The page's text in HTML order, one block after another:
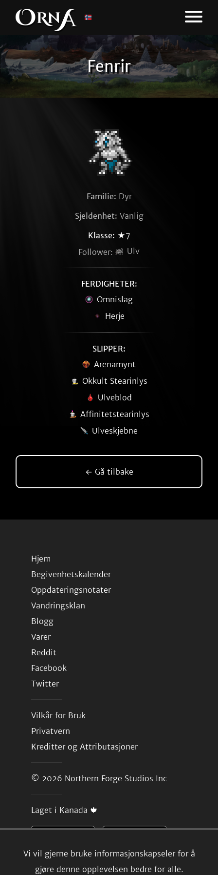
Fenrir
Vi vil gjerne bruke informasjonskapseler for å
gjøre denne opplevelsen bedre for alle.
Familie: Dyr
Sjeldenhet: Vanlig
Klasse: ★7
Follower:
Ulv
FERDIGHETER:
Omnislag
Herje
SLIPPER:
Arenamynt
Okkult Stearinlys
Ulveblod
Affinitetstearinlys
Ulveskjebne
← Gå tilbake
Hjem
Begivenhetskalender
Oppdateringsnotater
Vandringsklan
Blogg
Varer
Reddit
Facebook
Twitter
Vilkår for Bruk
Privatvern
Kreditter og Attributasjoner
© 2026 Northern Forge Studios Inc
Laget i Kanada 🍁